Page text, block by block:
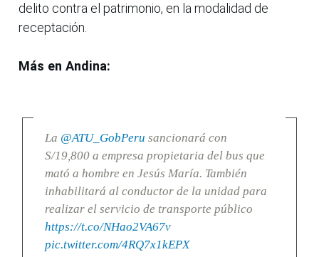
delito contra el patrimonio, en la modalidad de
receptación.
Más en Andina:
La @ATU_GobPeru sancionará con
S/19,800 a empresa propietaria del bus que
mató a hombre en Jesús María. También
inhabilitará al conductor de la unidad para
realizar el servicio de transporte público
https://t.co/NHao2VA67v
pic.twitter.com/4RQ7x1kEPX